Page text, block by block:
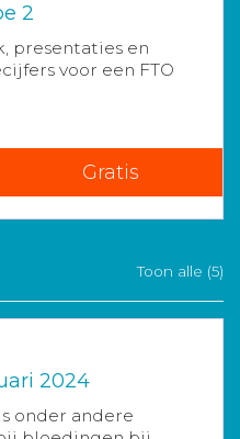
2
presentaties en
voor een FTO
Gratis
Toon alle (5)
2024
onder andere